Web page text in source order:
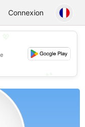
Connexion